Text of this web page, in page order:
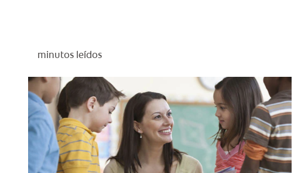
minutos leídos